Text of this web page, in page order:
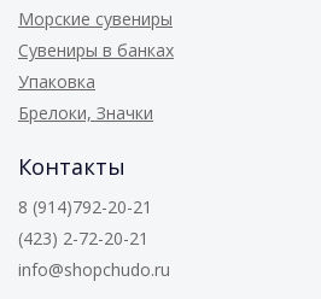
Морские сувениры
Сувениры в банках
Упаковка
Брелоки, Значки
Контакты
8 (914)792-20-21
(423) 2-72-20-21
info@shopchudo.ru